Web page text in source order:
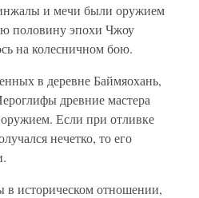
и мечи были оружием
половину эпохи Чжоу
на колесничном бою.
в деревне Баймяохань,
древние мастера
Если при отливке
нечетко, то его
историческом отношении,